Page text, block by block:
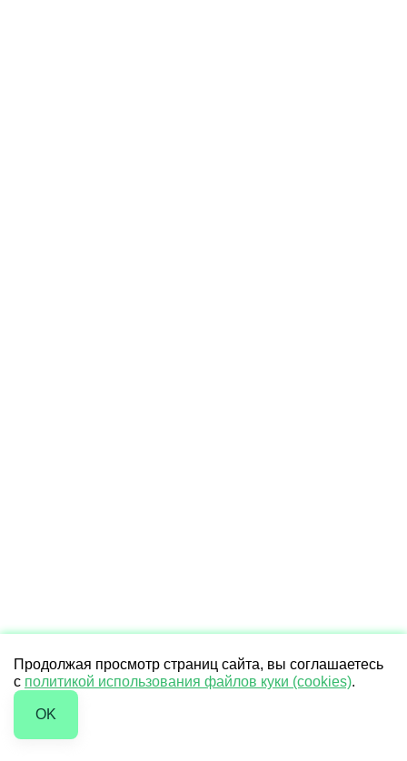
Продолжая просмотр страниц сайта, вы соглашаетесь
с политикой использования файлов куки (cookies).
OK